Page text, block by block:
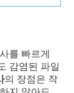
를 빠르게
감염된 파일
의 장점은 작